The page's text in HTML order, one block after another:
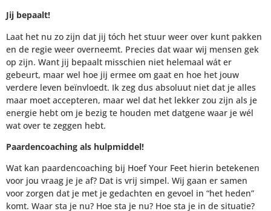
Jij bepaalt!
Laat het nu zo zijn dat jij tóch het stuur weer over kunt pakken
en de regie weer overneemt. Precies dat waar wij mensen gek
op zijn. Want jij bepaalt misschien niet helemaal wát er
gebeurt, maar wel hoe jij ermee om gaat en hoe het jouw
verdere leven beïnvloedt. Ik zeg dus absoluut niet dat je alles
maar moet accepteren, maar wel dat het lekker zou zijn als je
energie hebt om je bezig te houden met datgene waar je wél
wat over te zeggen hebt.
Paardencoaching als hulpmiddel!
Wat kan paardencoaching bij Hoef Your Feet hierin betekenen
voor jou vraag je je af? Dat is vrij simpel. Wij gaan er samen
voor zorgen dat je met je gedachten en gevoel in “het heden”
komt. Waar sta je nu? Hoe sta je nu? Hoe sta je in de situatie?